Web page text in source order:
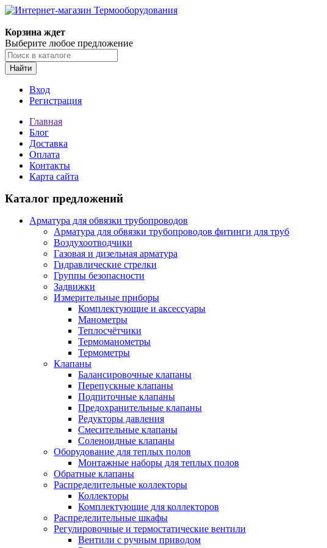
Корзина ждет
Выберите любое предложение
Найти
Вход
Регистрация
Главная
Блог
Доставка
Оплата
Контакты
Карта сайта
Каталог предложений
Арматура для обвязки трубопроводов
Арматура для обвязки трубопроводов фитинги для труб
Воздухоотводчики
Газовая и дизельная арматура
Гидравлические стрелки
Группы безопасности
Задвижки
Измерительные приборы
Комплектующие и аксессуары
Манометры
Теплосчётчики
Термоманометры
Термометры
Клапаны
Балансировочные клапаны
Перепускные клапаны
Подпиточные клапаны
Предохранительные клапаны
Редукторы давления
Смесительные клапаны
Соленоидные клапаны
Оборудование для теплых полов
Монтажные наборы для теплых полов
Обратные клапаны
Распределительные коллекторы
Коллекторы
Комплектующие для коллекторов
Распределительные шкафы
Регулировочные и термостатические вентили
Вентили с ручным приводом